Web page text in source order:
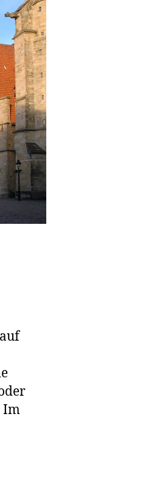
Im